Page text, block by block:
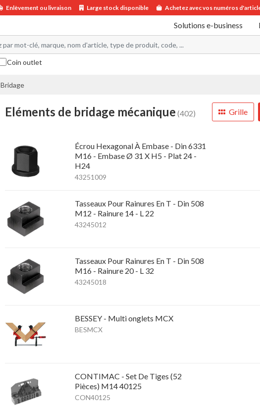
Enlèvement ou livraison Large stock disponible Achetez avec vos numéros
Solutions e-business
Coin outlet
Bridage
Eléments de bridage mécanique (402) Grille
Écrou Hexagonal À Embase - Din 6331
M16 - Embase Ø 31 X H5 - Plat 24 -
H24
43251009
Tasseaux Pour Rainures En T - Din 508
M12 - Rainure 14 - L 22
43245012
Tasseaux Pour Rainures En T - Din 508
M16 - Rainure 20 - L 32
43245018
BESSEY - Multi onglets MCX
BESMCX
CONTIMAC - Set De Tiges (52
Pièces) M14 40125
CON40125